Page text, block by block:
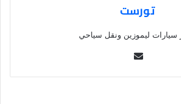
تورست
سيارات ليموزين ونقل سياحي